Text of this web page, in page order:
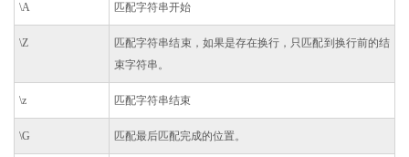
\A 匹配字符串开始
\Z
匹配字符串结束，如果是存在换行，只匹配到换行前的结
束字符串。
\z 匹配字符串结束
\G 匹配最后匹配完成的位置。